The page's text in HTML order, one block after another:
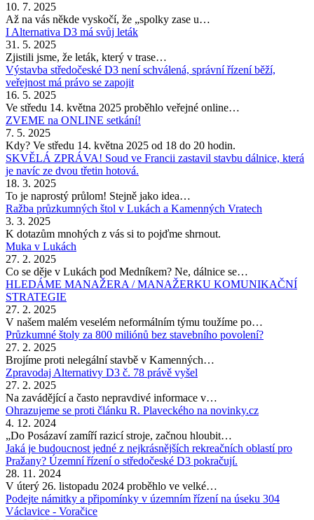
10. 7. 2025
Až na vás někde vyskočí, že „spolky zase u…
I Alternativa D3 má svůj leták
31. 5. 2025
Zjistili jsme, že leták, který v trase…
Výstavba středočeské D3 není schválená, správní řízení běží,
veřejnost má právo se zapojit
16. 5. 2025
Ve středu 14. května 2025 proběhlo veřejné online…
ZVEME na ONLINE setkání!
7. 5. 2025
Kdy? Ve středu 14. května 2025 od 18 do 20 hodin.
SKVĚLÁ ZPRÁVA! Soud ve Francii zastavil stavbu dálnice, která
je navíc ze dvou třetin hotová.
18. 3. 2025
To je naprostý průlom! Stejně jako idea…
Ražba průzkumných štol v Lukách a Kamenných Vratech
3. 3. 2025
K dotazům mnohých z vás si to pojďme shrnout.
Muka v Lukách
27. 2. 2025
Co se děje v Lukách pod Medníkem? Ne, dálnice se…
HLEDÁME MANAŽERA / MANAŽERKU KOMUNIKAČNÍ
STRATEGIE
27. 2. 2025
V našem malém veselém neformálním týmu toužíme po…
Průzkumné štoly za 800 miliónů bez stavebního povolení?
27. 2. 2025
Brojíme proti nelegální stavbě v Kamenných…
Zpravodaj Alternativy D3 č. 78 právě vyšel
27. 2. 2025
Na zavádějící a často nepravdivé informace v…
Ohrazujeme se proti článku R. Plaveckého na novinky.cz
4. 12. 2024
„Do Posázaví zamíří razicí stroje, začnou hloubit…
Jaká je budoucnost jedné z nejkrásnějších rekreačních oblastí pro
Pražany? Územní řízení o středočeské D3 pokračují.
28. 11. 2024
V úterý 26. listopadu 2024 proběhlo ve velké…
Podejte námitky a připomínky v územním řízení na úseku 304
Václavice - Voračice